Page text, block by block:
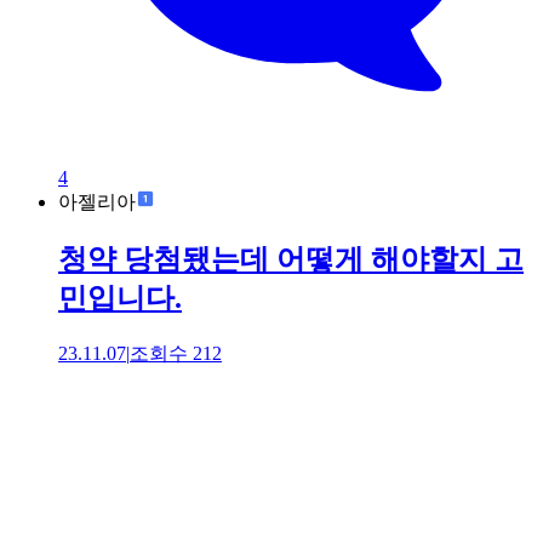
4
아젤리아
청약 당첨됐는데 어떻게 해야할지 고
민입니다.
23.11.07|조회수 212